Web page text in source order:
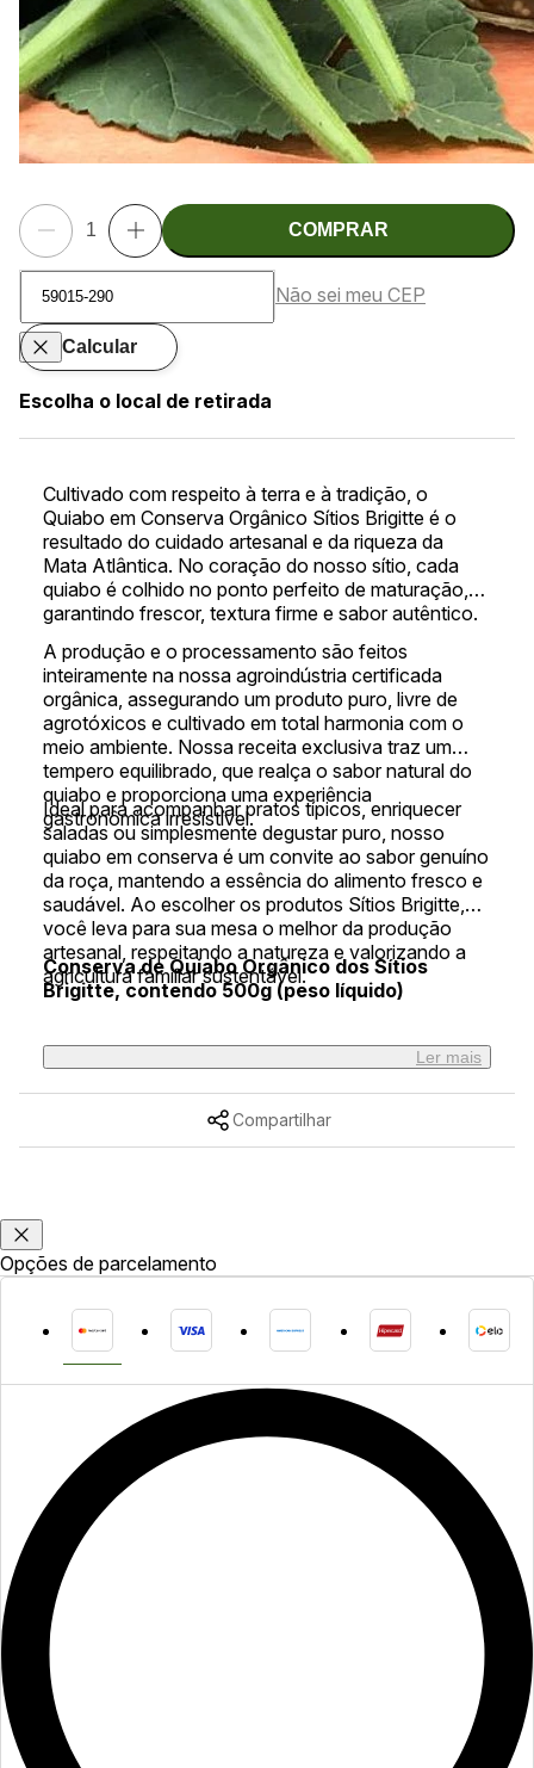
COMPRAR
Calcular
Não sei meu CEP
Escolha o local de retirada
Cultivado com respeito à terra e à tradição, o
Quiabo em Conserva Orgânico Sítios Brigitte é o
resultado do cuidado artesanal e da riqueza da
Mata Atlântica. No coração do nosso sítio, cada
quiabo é colhido no ponto perfeito de maturação,
garantindo frescor, textura firme e sabor autêntico.
A produção e o processamento são feitos
inteiramente na nossa agroindústria certificada
orgânica, assegurando um produto puro, livre de
agrotóxicos e cultivado em total harmonia com o
meio ambiente. Nossa receita exclusiva traz um
tempero equilibrado, que realça o sabor natural do
quiabo e proporciona uma experiência
gastronômica irresistível.
Ideal para acompanhar pratos típicos, enriquecer
saladas ou simplesmente degustar puro, nosso
quiabo em conserva é um convite ao sabor genuíno
da roça, mantendo a essência do alimento fresco e
saudável. Ao escolher os produtos Sítios Brigitte,
você leva para sua mesa o melhor da produção
artesanal, respeitando a natureza e valorizando a
agricultura familiar sustentável.
Conserva de Quiabo Orgânico dos Sítios
Brigitte, contendo 500g (peso líquido)
Ler mais
Compartilhar
Opções de parcelamento